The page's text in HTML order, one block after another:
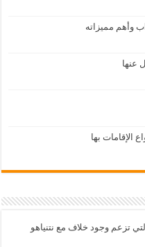
وأهم مميزاته
الإقامات بها
تزعم وجود خلاف مع نتنياهو